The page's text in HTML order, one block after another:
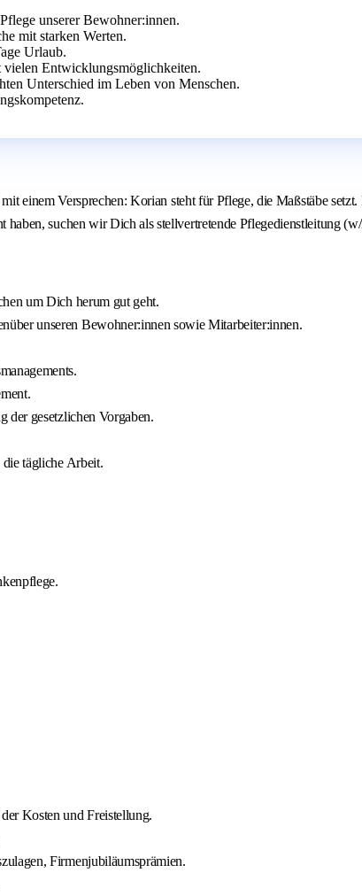
unserer Bewohner:innen.
mit starken Werten.
Urlaub.
Entwicklungsmöglichkeiten.
Unterschied im Leben von Menschen.
einem Versprechen: Korian steht für Pflege, die Maßstäbe
suchen wir Dich als stellvertretende Pflegedienstleitung
um Dich herum gut geht.
unseren Bewohner:innen sowie Mitarbeiter:innen.
der gesetzlichen Vorgaben.
tägliche Arbeit.
Kosten und Freistellung.
Firmenjubiläumsprämien.